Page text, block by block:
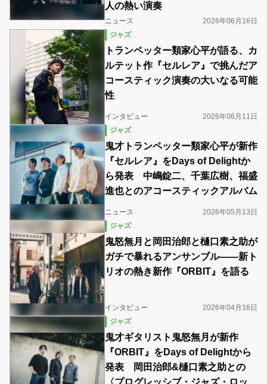
人の熱い演奏
ニュース
2026年06月16日
ジャズ
トランペッター類家心平が語る、カ
ルテット作『セルレア』で挑んだア
コースティック演奏の大いなる可能
性
インタビュー
2026年06月11日
ジャズ
鬼才トランペッター類家心平が新作
『セルレア』をDays of Delightか
ら発表 中嶋錠二、千葉広樹、福盛
進也とのアコースティックアルバム
ニュース
2026年05月13日
ジャズ
鬼怒無月と岡田治郎と樋口素之助が
ガチで暴れるアンサンブル――新ト
リオの熱き新作『ORBIT』を語る
インタビュー
2026年04月16日
ジャズ
鬼才ギタリスト鬼怒無月が新作
『ORBIT』をDays of Delightから
発表 岡田治郎&樋口素之助との
〈プログレッシブ・ジャズ・ロッ